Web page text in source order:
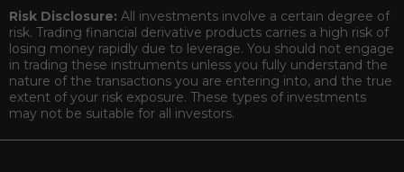
Risk Disclosure: All investments involve a certain degree of
risk. Trading financial derivative products carries a high risk of
losing money rapidly due to leverage. You should not engage
in trading these instruments unless you fully understand the
nature of the transactions you are entering into, and the true
extent of your risk exposure. These types of investments
may not be suitable for all investors.